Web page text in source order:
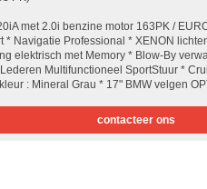
met 2.0i benzine motor 163PK /
* Navigatie Professional * XENON
elektrisch met Memory * Blow-By
Multifunctioneel SportStuur *
: Mineral Grau * 17" BMW velgen
contacteer ons